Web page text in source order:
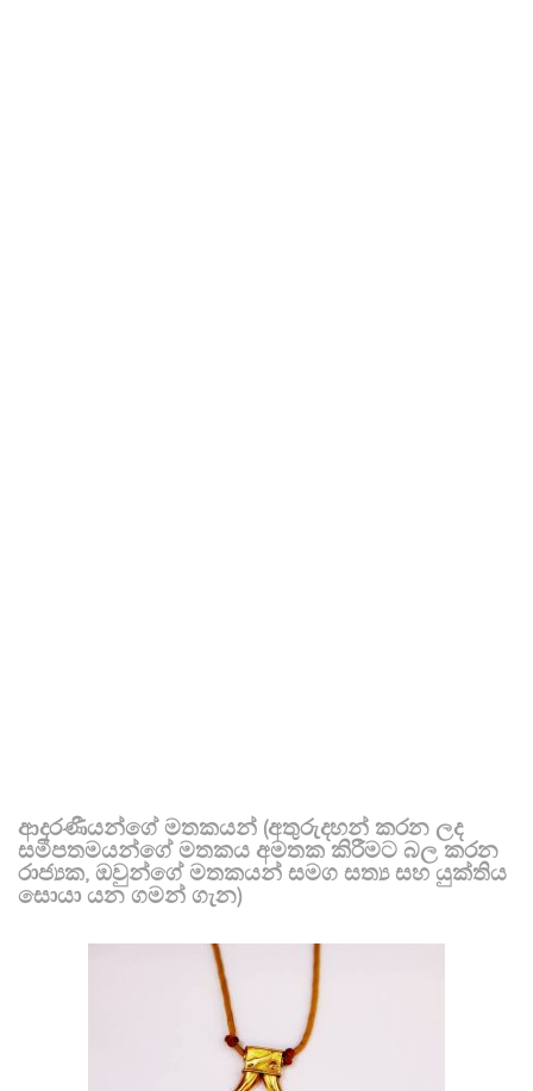
ආදරණීයන්ගේ මතකයන් (අතුරුදහන් කරන ලද
සමීපතමයන්ගේ මතකය අමතක කිරීමට බල කරන
රාජ්‍යක, ඔවුන්ගේ මතකයන් සමග සත්‍ය සහ යුක්තිය
සොයා යන ගමන් ගැන)